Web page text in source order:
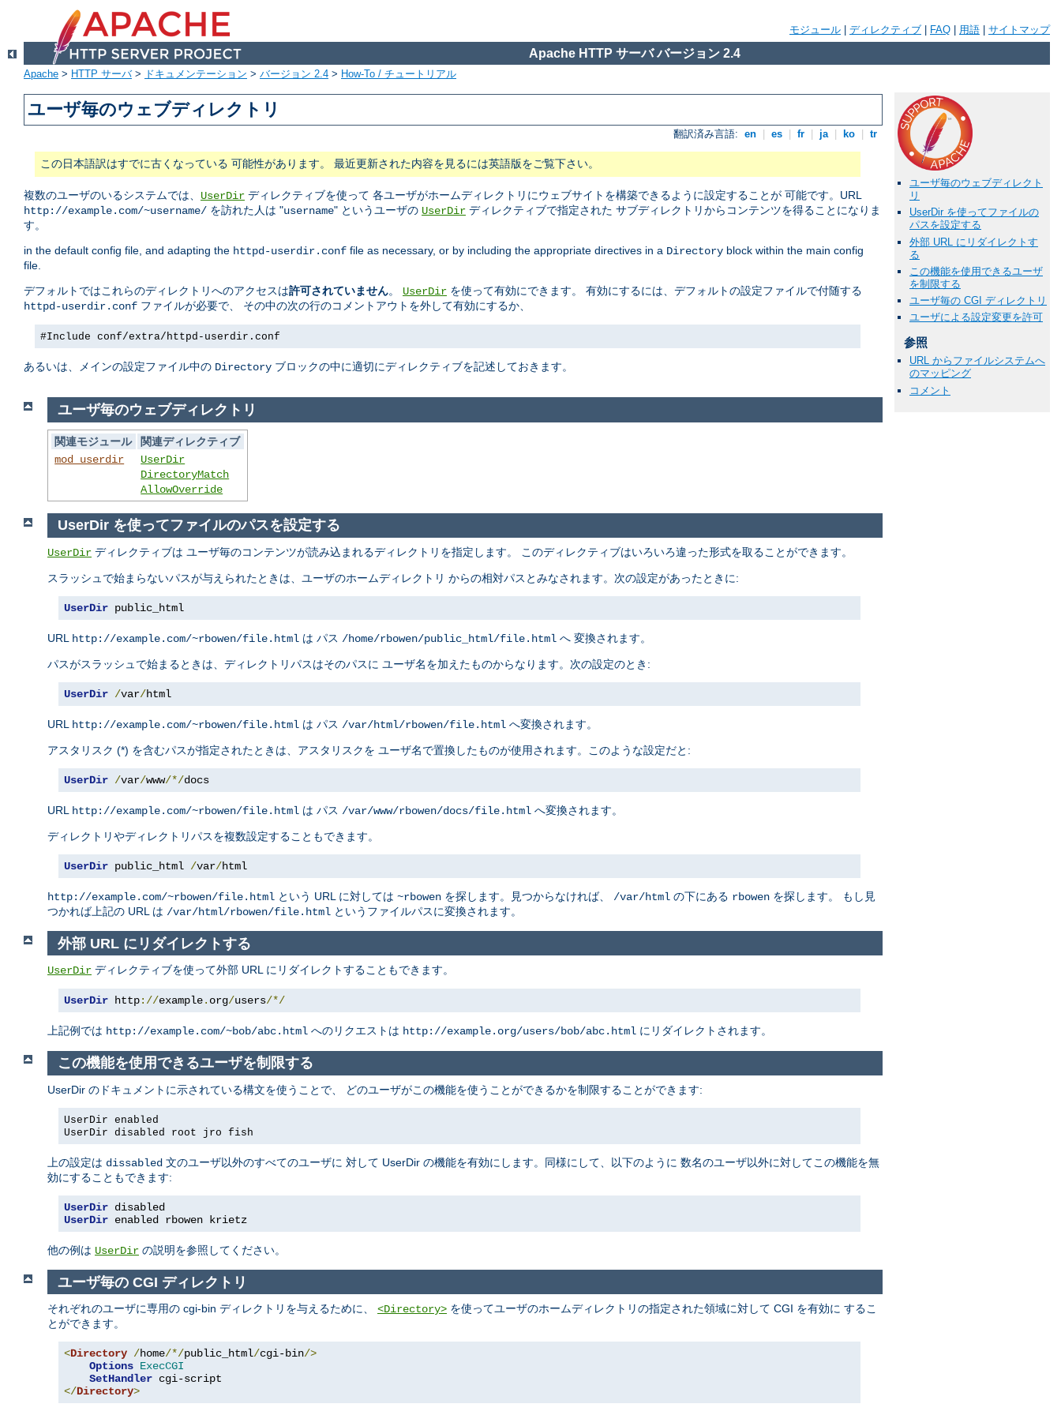
モジュール ディレクティブ FAQ 用語 サイトマップ
Apache HTTP サーバ バージョン 2.4
Apache > HTTP サーバ> ドキュメンテーション > バージョン 2.4 > How-To / チュートリアル
ユーザ毎のウェブディレクトリ
翻訳済み言語: en es fr ja ko tr
この日本語訳はすでに古くなっている 可能性があります。 最近更新された内容を見るには英語版をご覧下さい。
複数のユーザのいるシステムでは、 UserDir ディレクティブを使って 各ユーザがホームディレクトリにウェブサイトを構築できるように設定することが 可能です。URL
http://example.com/~username/ を訪れた人は "username" というユーザの UserDir ディレクティブで指定された サブディレクトリからコンテンツを得ることになりま
す。
in the default config file, and adapting the httpd-userdir.conf file as necessary, or by including the appropriate directives in a Directory block within the main config
file.
デフォルトではこれらのディレクトリへのアクセスは許可されていません。 UserDir を使って有効にできます。 有効にするには、デフォルトの設定ファイルで付随する
httpd-userdir.conf ファイルが必要で、 その中の次の行のコメントアウトを外して有効にするか、
#Include conf/extra/httpd-userdir.conf
あるいは、メインの設定ファイル中の Directory ブロックの中に適切にディレクティブを記述しておきます。
ユーザ毎のウェブディレクト
リ
UserDir を使ってファイルの
パスを設定する
外部 URL にリダイレクトす
る
この機能を使用できるユーザ
を制限する
ユーザ毎の CGI ディレクトリ
ユーザによる設定変更を許可
参照
URL からファイルシステムへ
のマッピング
コメント
ユーザ毎のウェブディレクトリ
関連モジュール
関連ディレクティブ
mod_userdir
UserDir
DirectoryMatch
AllowOverride
UserDir を使ってファイルのパスを設定する
UserDir ディレクティブは ユーザ毎のコンテンツが読み込まれるディレクトリを指定します。 このディレクティブはいろいろ違った形式を取ることができます。
スラッシュで始まらないパスが与えられたときは、ユーザのホームディレクトリ からの相対パスとみなされます。次の設定があったときに:
UserDir public_html
URL http://example.com/~rbowen/file.html は パス /home/rbowen/public_html/file.html へ 変換されます。
パスがスラッシュで始まるときは、ディレクトリパスはそのパスに ユーザ名を加えたものからなります。次の設定のとき:
UserDir /var/html
URL http://example.com/~rbowen/file.html は パス /var/html/rbowen/file.html へ変換されます。
アスタリスク (*) を含むパスが指定されたときは、アスタリスクを ユーザ名で置換したものが使用されます。このような設定だと:
UserDir /var/www/*/docs
URL http://example.com/~rbowen/file.html は パス /var/www/rbowen/docs/file.html へ変換されます。
ディレクトリやディレクトリパスを複数設定することもできます。
UserDir public_html /var/html
http://example.com/~rbowen/file.html という URL に対しては ~rbowen を探します。見つからなければ、 /var/html の下にある rbowen を探します。 もし見
つかれば上記の URL は /var/html/rbowen/file.html というファイルパスに変換されます。
外部 URL にリダイレクトする
UserDir ディレクティブを使って外部 URL にリダイレクトすることもできます。
UserDir http://example. org/users/*/
上記例では http://example.com/~bob/abc.html へのリクエストは http://example.org/users/bob/abc.html にリダイレクトされます。
この機能を使用できるユーザを制限する
UserDir のドキュメントに示されている構文を使うことで、 どのユーザがこの機能を使うことができるかを制限することができます:
UserDir enabled
UserDir disabled root jro fish
上の設定は dissabled 文のユーザ以外のすべてのユーザに 対して UserDir の機能を有効にします。同様にして、以下のように 数名のユーザ以外に対してこの機能を無
効にすることもできます:
UserDir disabled
UserDir enabled rbowen krietz
他の例は UserDir の説明を参照してください。
ユーザ毎の CGI ディレクトリ
それぞれのユーザに専用の cgi-bin ディレクトリを与えるために、 <Directory> を使ってユーザのホームディレクトリの指定された領域に対して CGI を有効に するこ
とができます。
<Directory /home/*/public_html/cgi-bin/>
Options ExecCGI
SetHandler
</Directory>